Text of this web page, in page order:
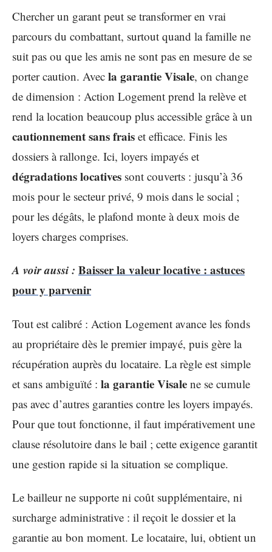
Chercher un garant peut se transformer en vrai
parcours du combattant, surtout quand la famille ne
suit pas ou que les amis ne sont pas en mesure de se
porter caution. Avec la garantie Visale, on change
de dimension : Action Logement prend la relève et
rend la location beaucoup plus accessible grâce à un
cautionnement sans frais et efficace. Finis les
dossiers à rallonge. Ici, loyers impayés et
dégradations locatives sont couverts : jusqu’à 36
mois pour le secteur privé, 9 mois dans le social ;
pour les dégâts, le plafond monte à deux mois de
loyers charges comprises.
A voir aussi : Baisser la valeur locative : astuces
pour y parvenir
Tout est calibré : Action Logement avance les fonds
au propriétaire dès le premier impayé, puis gère la
récupération auprès du locataire. La règle est simple
et sans ambiguïté : la garantie Visale ne se cumule
pas avec d’autres garanties contre les loyers impayés.
Pour que tout fonctionne, il faut impérativement une
clause résolutoire dans le bail ; cette exigence garantit
une gestion rapide si la situation se complique.
Le bailleur ne supporte ni coût supplémentaire, ni
surcharge administrative : il reçoit le dossier et la
garantie au bon moment. Le locataire, lui, obtient un